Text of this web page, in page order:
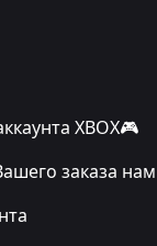
XBOX🎮
заказа